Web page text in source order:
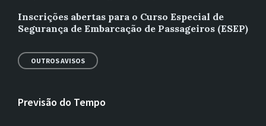
Inscrições abertas para o Curso Especial de
Segurança de Embarcação de Passageiros (ESEP)
OUTROS AVISOS
Previsão do Tempo